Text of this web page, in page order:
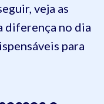
veja as
diferença no dia
para